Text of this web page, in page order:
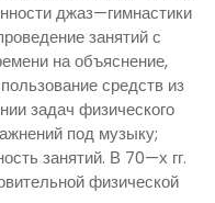
джаз—гимнастики
занятий с
на объяснение,
средств из
задач физического
под музыку;
занятий. В 70—х гг.
физической